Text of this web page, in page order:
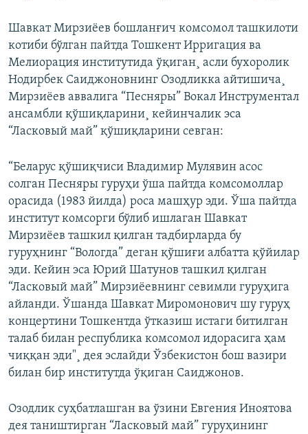
Шавкат Мирзиëев бошланғич комсомол ташкилоти
котиби бўлган пайтда Тошкент Ирригация ва
Мелиорация институтида ўқиган¸ асли бухоролик
Нодирбек Саиджоновнинг Озодликка айтишича¸
Мирзиëев аввалига “Песняры” Вокал Инструментал
ансамбли қўшиқларини¸ кейинчалик эса
“Ласковый май” қўшиқларини севган:
“Беларус қўшиқчиси Владимир Мулявин асос
солган Песняры гуруҳи ўша пайтда комсомоллар
орасида (1983 йилда) роса машҳур эди. Ўша пайтда
институт комсорги бўлиб ишлаган Шавкат
Мирзиëев ташкил қилган тадбирларда бу
гуруҳнинг “Вологда” деган қўшиғи албатта қўйилар
эди. Кейин эса Юрий Шатунов ташкил қилган
“Ласковый май” Мирзиëевнинг севимли гуруҳига
айланди. Ўшанда Шавкат Миромонович шу гуруҳ
концертини Тошкентда ўтказиш истаги битилган
талаб билан республика комсомол идорасига ҳам
чиққан эди"¸ дея эслайди Ўзбекистон бош вазири
билан бир институтда ўқиган Саиджонов.
Озодлик суҳбатлашган ва ўзини Евгения Иноятова
дея таништирган “Ласковый май” гуруҳининг